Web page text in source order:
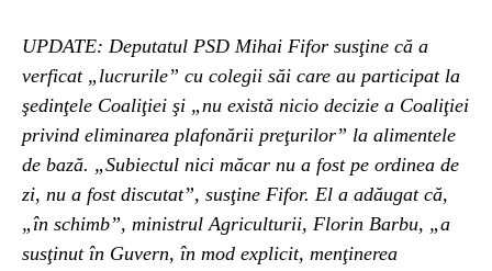
UPDATE: Deputatul PSD Mihai Fifor susţine că a
verficat „lucrurile” cu colegii săi care au participat la
şedinţele Coaliţiei şi „nu există nicio decizie a Coaliţiei
privind eliminarea plafonării preţurilor” la alimentele
de bază. „Subiectul nici măcar nu a fost pe ordinea de
zi, nu a fost discutat”, susţine Fifor. El a adăugat că,
„în schimb”, ministrul Agriculturii, Florin Barbu, „a
susţinut în Guvern, în mod explicit, menţinerea